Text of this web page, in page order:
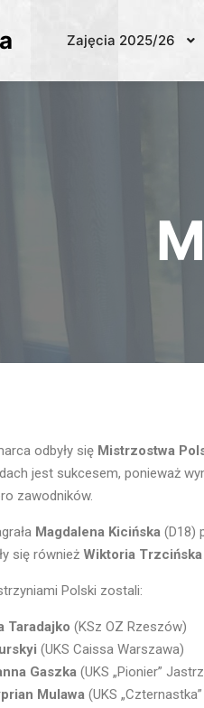
Zajęcia 2025/26
odbyły się Mistrzostwa
jest sukcesem, ponieważ
zawodników.
Magdalena Kicińska (D18)
się również Wiktoria Trzcińska
Polski zostali:
Taradajko (KSz OZ Rzeszów)
(UKS Caissa Warszawa)
Gaszka (UKS „Pionier”
Mulawa (UKS